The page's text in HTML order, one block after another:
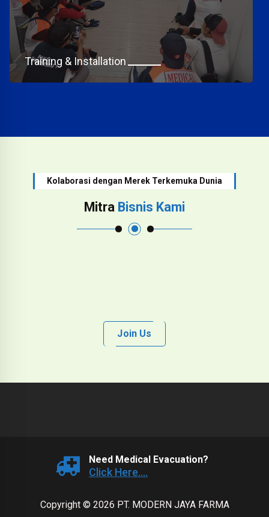
Training & Installation
Kolaborasi dengan Merek Terkemuka Dunia
Mitra Bisnis Kami
Join Us
Need Medical Evacuation?
Click Here....
Copyright © 2026 PT. MODERN JAYA FARMA